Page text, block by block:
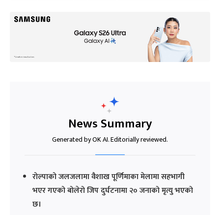
News Summary
Generated by OK AI. Editorially reviewed.
रोल्पाको जलजलामा वैशाख पूर्णिमाका मेलामा सहभागी
भएर गएको बोलेरो जिप दुर्घटनामा २० जनाको मृत्यु भएको
छ।